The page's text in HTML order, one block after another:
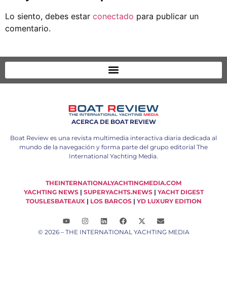
Lo siento, debes estar conectado para publicar un
comentario.
ACERCA DE BOAT REVIEW
Boat Review es una revista multimedia interactiva diaria dedicada al
mundo de la navegación y forma parte del grupo editorial The
International Yachting Media.
THEINTERNATIONALYACHTINGMEDIA.COM
YACHTING NEWS| SUPERYACHTS.NEWS| YACHT DIGEST
TOUSLESBATEAUX | LOS BARCOS| YD LUXURY EDITION
© 2026 – THE INTERNATIONAL YACHTING MEDIA